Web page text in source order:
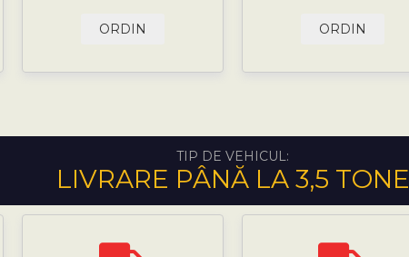
ORDIN ORDIN
TIP DE VEHICUL:
LIVRARE PÂNĂ LA 3,5 TONE